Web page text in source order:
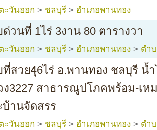
ะวันออก > ชลบุรี > อำเภอพานทอง
ด่วนที่ 1ไร่ 3งาน 80 ตารางวา
ะวันออก > ชลบุรี > อำเภอพานทอง > ตำ
ที่สวย4ุ6ไร่ อ.พานทอง ชลบุรี น้
ง3227 สาธารณูปโภคพร้อม-เห
บ้านจัดสรร
ะวันออก > ชลบุรี > อำเภอพานทอง > ตำ